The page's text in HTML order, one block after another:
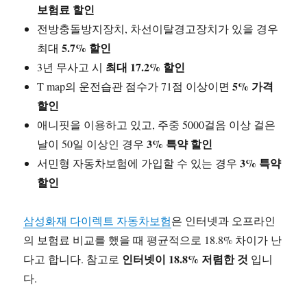
보험료 할인
전방충돌방지장치, 차선이탈경고장치가 있을 경우
최대 5.7% 할인
3년 무사고 시 최대 17.2% 할인
T map의 운전습관 점수가 71점 이상이면5% 가격
할인
애니핏을 이용하고 있고, 주중 5000걸음 이상 걸은
날이 50일 이상인 경우3% 특약 할인
서민형 자동차보험에 가입할 수 있는 경우 3% 특약
할인
삼성화재 다이렉트 자동차보험은 인터넷과 오프라인
의 보험료 비교를 했을 때 평균적으로 18.8% 차이가 난
다고 합니다. 참고로 인터넷이 18.8% 저렴한 것 입니
다.